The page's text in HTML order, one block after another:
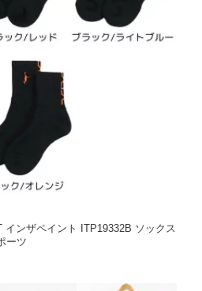
インザペイント ITP19332B ソックス
ーツ